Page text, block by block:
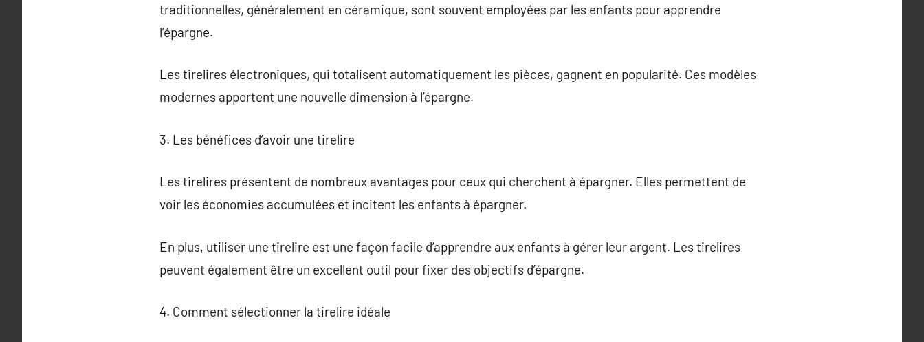
traditionnelles, généralement en céramique, sont souvent employées par les enfants pour apprendre
l’épargne.
Les tirelires électroniques, qui totalisent automatiquement les pièces, gagnent en popularité. Ces modèles
modernes apportent une nouvelle dimension à l’épargne.
3. Les bénéfices d’avoir une tirelire
Les tirelires présentent de nombreux avantages pour ceux qui cherchent à épargner. Elles permettent de
voir les économies accumulées et incitent les enfants à épargner.
En plus, utiliser une tirelire est une façon facile d’apprendre aux enfants à gérer leur argent. Les tirelires
peuvent également être un excellent outil pour fixer des objectifs d’épargne.
4. Comment sélectionner la tirelire idéale